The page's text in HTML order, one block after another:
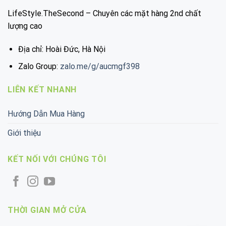
LifeStyle.TheSecond – Chuyên các mặt hàng 2nd chất
lượng cao
Địa chỉ: Hoài Đức, Hà Nội
Zalo Group: zalo.me/g/aucmgf398
LIÊN KẾT NHANH
Hướng Dẫn Mua Hàng
Giới thiệu
KẾT NỐI VỚI CHÚNG TÔI
THỜI GIAN MỞ CỬA